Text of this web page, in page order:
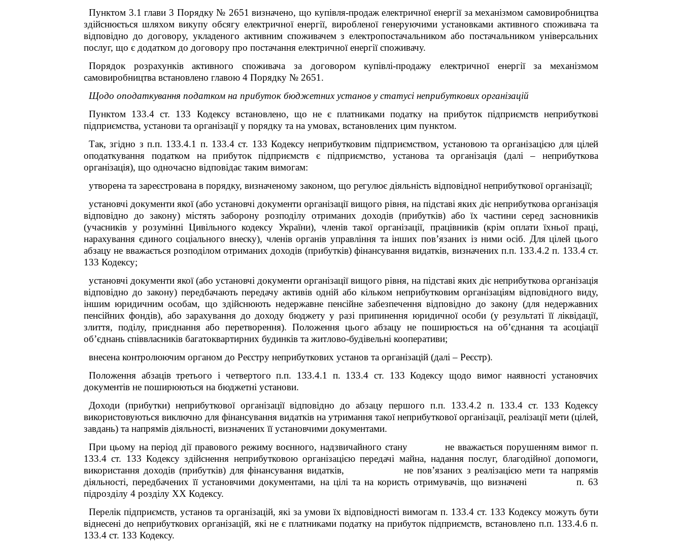
Пунктом 3.1 глави 3 Порядку № 2651 визначено, що купівля-продаж електричної енергії за механізмом самовиробництва
здійснюється шляхом викупу обсягу електричної енергії, виробленої генеруючими установками активного споживача та
відповідно до договору, укладеного активним споживачем з електропостачальником або постачальником універсальних
послуг, що є додатком до договору про постачання електричної енергії споживачу.
Порядок розрахунків активного споживача за договором купівлі-продажу електричної енергії за механізмом
самовиробництва встановлено главою 4 Порядку № 2651.
Щодо оподаткування податком на прибуток бюджетних установ у статусі неприбуткових організацій
Пунктом 133.4 ст. 133 Кодексу встановлено, що не є платниками податку на прибуток підприємств неприбуткові
підприємства, установи та організації у порядку та на умовах, встановлених цим пунктом.
Так, згідно з п.п. 133.4.1 п. 133.4 ст. 133 Кодексу неприбутковим підприємством, установою та організацією для цілей
оподаткування податком на прибуток підприємств є підприємство, установа та організація (далі – неприбуткова
організація), що одночасно відповідає таким вимогам:
утворена та зареєстрована в порядку, визначеному законом, що регулює діяльність відповідної неприбуткової організації;
установчі документи якої (або установчі документи організації вищого рівня, на підставі яких діє неприбуткова організація
відповідно до закону) містять заборону розподілу отриманих доходів (прибутків) або їх частини серед засновників
(учасників у розумінні Цивільного кодексу України), членів такої організації, працівників (крім оплати їхньої праці,
нарахування єдиного соціального внеску), членів органів управління та інших пов’язаних із ними осіб. Для цілей цього
абзацу не вважається розподілом отриманих доходів (прибутків) фінансування видатків, визначених п.п. 133.4.2 п. 133.4 ст.
133 Кодексу;
установчі документи якої (або установчі документи організації вищого рівня, на підставі яких діє неприбуткова організація
відповідно до закону) передбачають передачу активів одній або кільком неприбутковим організаціям відповідного виду,
іншим юридичним особам, що здійснюють недержавне пенсійне забезпечення відповідно до закону (для недержавних
пенсійних фондів), або зарахування до доходу бюджету у разі припинення юридичної особи (у результаті її ліквідації,
злиття, поділу, приєднання або перетворення). Положення цього абзацу не поширюється на об’єднання та асоціації
об’єднань співвласників багатоквартирних будинків та житлово-будівельні кооперативи;
внесена контролюючим органом до Реєстру неприбуткових установ та організацій (далі – Реєстр).
Положення абзаців третього і четвертого п.п. 133.4.1 п. 133.4 ст. 133 Кодексу щодо вимог наявності установчих
документів не поширюються на бюджетні установи.
Доходи (прибутки) неприбуткової організації відповідно до абзацу першого п.п. 133.4.2 п. 133.4 ст. 133 Кодексу
використовуються виключно для фінансування видатків на утримання такої неприбуткової організації, реалізації мети (цілей,
завдань) та напрямів діяльності, визначених її установчими документами.
При цьому на період дії правового режиму воєнного, надзвичайного стану не вважається порушенням вимог п.
133.4 ст. 133 Кодексу здійснення неприбутковою організацією передачі майна, надання послуг, благодійної допомоги,
використання доходів (прибутків) для фінансування видатків, не пов’язаних з реалізацією мети та напрямів
діяльності, передбачених її установчими документами, на цілі та на користь отримувачів, що визначені п. 63
підрозділу 4 розділу ХХ Кодексу.
Перелік підприємств, установ та організацій, які за умови їх відповідності вимогам п. 133.4 ст. 133 Кодексу можуть бути
віднесені до неприбуткових організацій, які не є платниками податку на прибуток підприємств, встановлено п.п. 133.4.6 п.
133.4 ст. 133 Кодексу.